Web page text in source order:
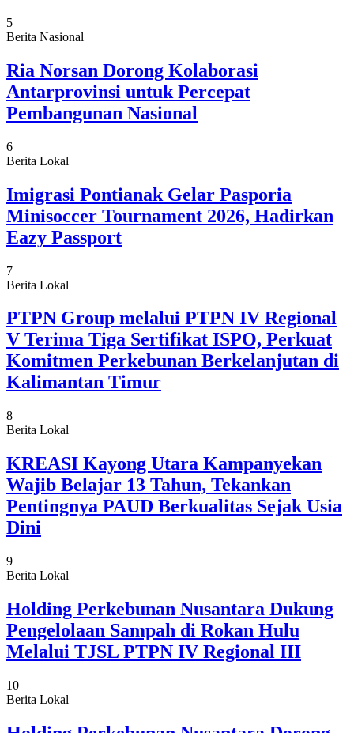
5
Berita Nasional
Ria Norsan Dorong Kolaborasi
Antarprovinsi untuk Percepat
Pembangunan Nasional
6
Berita Lokal
Imigrasi Pontianak Gelar Pasporia
Minisoccer Tournament 2026, Hadirkan
Eazy Passport
7
Berita Lokal
PTPN Group melalui PTPN IV Regional
V Terima Tiga Sertifikat ISPO, Perkuat
Komitmen Perkebunan Berkelanjutan di
Kalimantan Timur
8
Berita Lokal
KREASI Kayong Utara Kampanyekan
Wajib Belajar 13 Tahun, Tekankan
Pentingnya PAUD Berkualitas Sejak Usia
Dini
9
Berita Lokal
Holding Perkebunan Nusantara Dukung
Pengelolaan Sampah di Rokan Hulu
Melalui TJSL PTPN IV Regional III
10
Berita Lokal